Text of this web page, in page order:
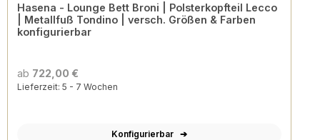
Hasena - Lounge Bett Broni | Polsterkopfteil Lecco
| Metallfuß Tondino | versch. Größen & Farben
konfigurierbar
ab 722,00 €
Lieferzeit: 5 - 7 Wochen
Konfigurierbar